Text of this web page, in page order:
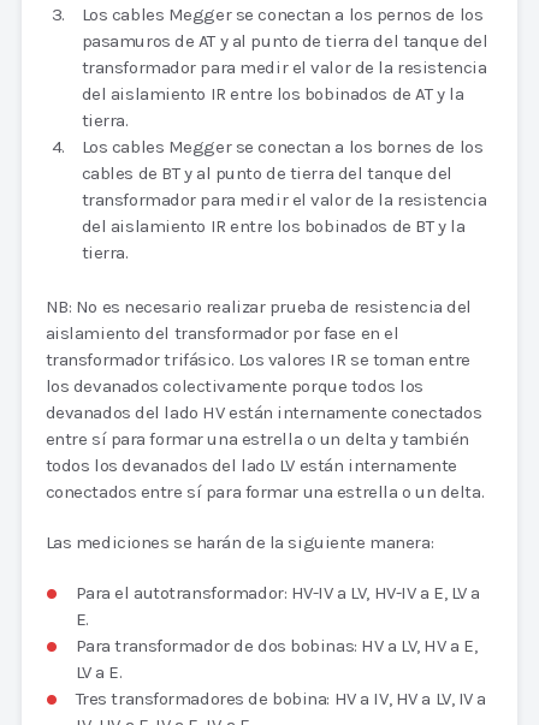
Los cables Megger se conectan a los pernos de los
pasamuros de AT y al punto de tierra del tanque del
transformador para medir el valor de la resistencia
del aislamiento IR entre los bobinados de AT y la
tierra.
Los cables Megger se conectan a los bornes de los
cables de BT y al punto de tierra del tanque del
transformador para medir el valor de la resistencia
del aislamiento IR entre los bobinados de BT y la
tierra.
NB: No es necesario realizar prueba de resistencia del
aislamiento del transformador por fase en el
transformador trifásico. Los valores IR se toman entre
los devanados colectivamente porque todos los
devanados del lado HV están internamente conectados
entre sí para formar una estrella o un delta y también
todos los devanados del lado LV están internamente
conectados entre sí para formar una estrella o un delta.
Las mediciones se harán de la siguiente manera:
Para el autotransformador: HV-IV a LV, HV-IV a E, LV a
E.
Para transformador de dos bobinas: HV a LV, HV a E,
LV a E.
Tres transformadores de bobina: HV a IV, HV a LV, IV a